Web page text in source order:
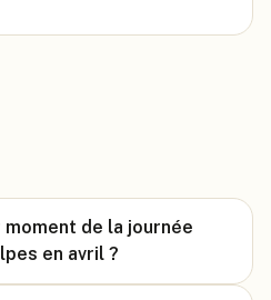
de la journée
en avril ?